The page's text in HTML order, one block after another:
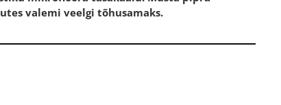
valemi veelgi tõhusamaks.